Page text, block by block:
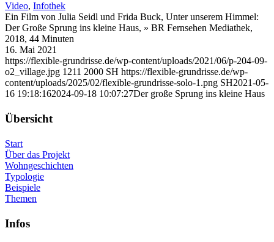
Video, Infothek
Ein Film von Julia Seidl und Frida Buck, Unter unserem Himmel:
Der Große Sprung ins kleine Haus, » BR Fernsehen Mediathek,
2018, 44 Minuten
16. Mai 2021
https://flexible-grundrisse.de/wp-content/uploads/2021/06/p-204-09-
o2_village.jpg 1211 2000 SH https://flexible-grundrisse.de/wp-
content/uploads/2025/02/flexible-grundrisse-solo-1.png SH2021-05-
16 19:18:162024-09-18 10:07:27Der große Sprung ins kleine Haus
Übersicht
Start
Über das Projekt
Wohngeschichten
Typologie
Beispiele
Themen
Infos